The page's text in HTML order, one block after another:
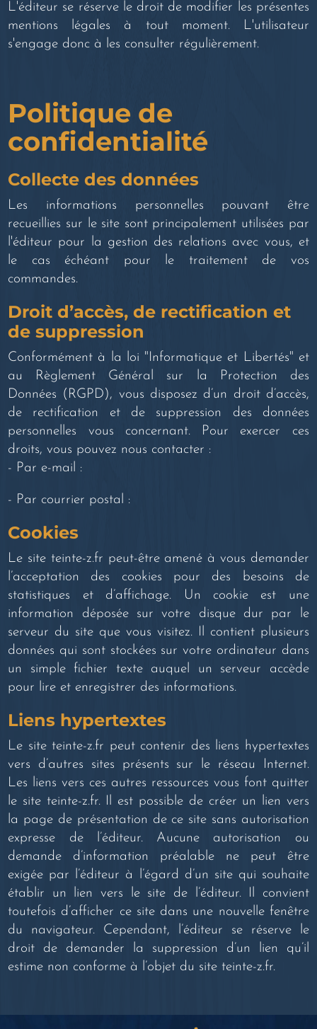
L'éditeur se réserve le droit de modifier les présentes
mentions légales à tout moment. L'utilisateur
s'engage donc à les consulter régulièrement.
Politique de
confidentialité
Collecte des données
Les informations personnelles pouvant être
recueillies sur le site sont principalement utilisées par
l'éditeur pour la gestion des relations avec vous, et
le cas échéant pour le traitement de vos
commandes.
Droit d’accès, de rectification et
de suppression
Conformément à la loi "Informatique et Libertés" et
au Règlement Général sur la Protection des
Données (RGPD), vous disposez d’un droit d’accès,
de rectification et de suppression des données
personnelles vous concernant. Pour exercer ces
droits, vous pouvez nous contacter :
- Par e-mail :
- Par courrier postal :
Cookies
Le site teinte-z.fr peut-être amené à vous demander
l’acceptation des cookies pour des besoins de
statistiques et d’affichage. Un cookie est une
information déposée sur votre disque dur par le
serveur du site que vous visitez. Il contient plusieurs
données qui sont stockées sur votre ordinateur dans
un simple fichier texte auquel un serveur accède
pour lire et enregistrer des informations.
Liens hypertextes
Le site teinte-z.fr peut contenir des liens hypertextes
vers d’autres sites présents sur le réseau Internet.
Les liens vers ces autres ressources vous font quitter
le site teinte-z.fr. Il est possible de créer un lien vers
la page de présentation de ce site sans autorisation
expresse de l’éditeur. Aucune autorisation ou
demande d’information préalable ne peut être
exigée par l’éditeur à l’égard d’un site qui souhaite
établir un lien vers le site de l’éditeur. Il convient
toutefois d’afficher ce site dans une nouvelle fenêtre
du navigateur. Cependant, l’éditeur se réserve le
droit de demander la suppression d’un lien qu’il
estime non conforme à l’objet du site teinte-z.fr.